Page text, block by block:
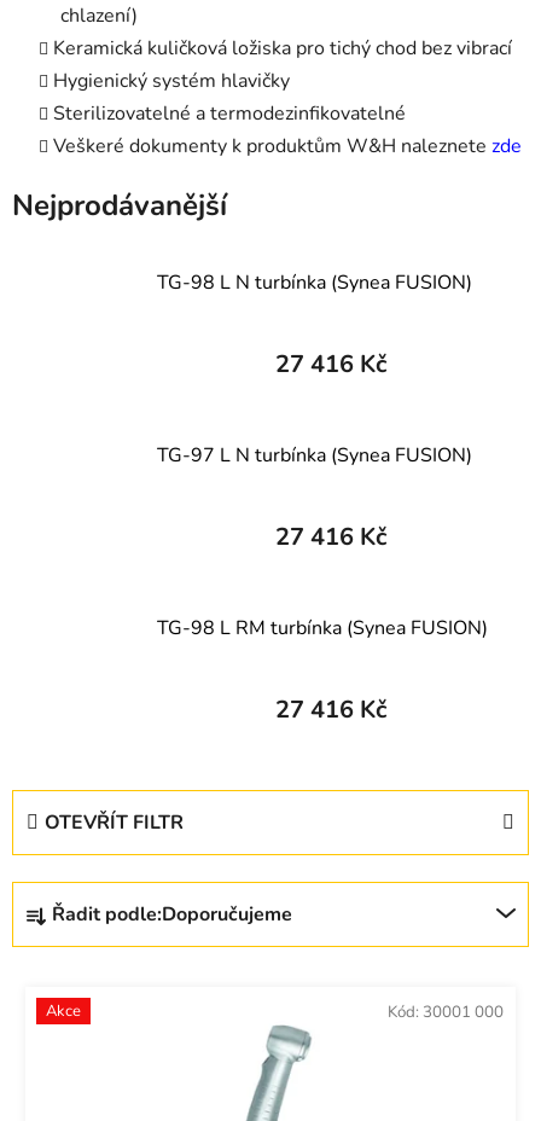
chlazení)
Keramická kuličková ložiska pro tichý chod bez vibrací
Hygienický systém hlavičky
Sterilizovatelné a termodezinfikovatelné
Veškeré dokumenty k produktům W&H naleznete zde
Nejprodávanější
TG-98 L N turbínka (Synea FUSION)
27 416 Kč
TG-97 L N turbínka (Synea FUSION)
27 416 Kč
TG-98 L RM turbínka (Synea FUSION)
27 416 Kč
Ř
z
Řadit podle:Doporučujeme
OTEVŘÍT FILTR
V
p
Akce Kód: 30001 000